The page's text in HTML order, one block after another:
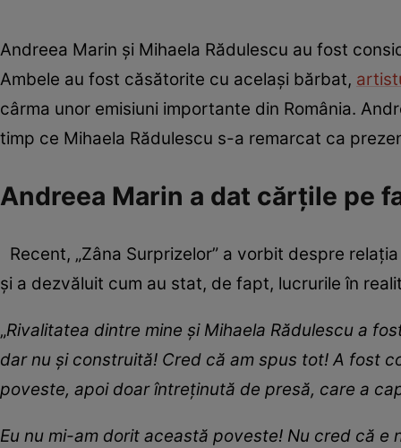
Andreea Marin și Mihaela Rădulescu au fost
Ambele au fost căsătorite cu același bărbat,
cârma unor emisiuni importante din România.
timp ce Mihaela Rădulescu s-a remarcat ca
Andreea Marin a dat cărțile pe
Recent, „Zâna Surprizelor” a vorbit despre
și a dezvăluit cum au stat, de fapt, lucrurile în
„Rivalitatea dintre mine şi Mihaela Rădulescu a
dar nu şi construită! Cred că am spus tot! A fost
poveste, apoi doar întreţinută de presă, care a
Eu nu mi-am dorit această poveste! Nu cred că e